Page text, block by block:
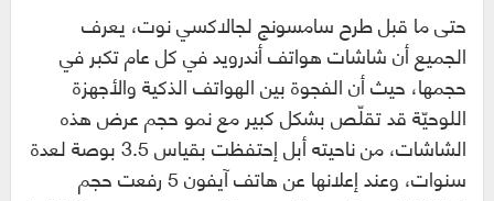
حتى ما قبل طرح سامسونج لجالاكسي نوت، يعرف
الجميع أن شاشات هواتف أندرويد في كل عام تكبر في
حجمها، حيث أن الفجوة بين الهواتف الذكية والأجهزة
اللوحيّة قد تقلّص بشكل كبير مع نمو حجم عرض هذه
الشاشات، من ناحيته أبل إحتفظت بقياس 3.5 بوصة لعدة
سنوات، وعند إعلانها عن هاتف آيفون 5 رفعت حجم